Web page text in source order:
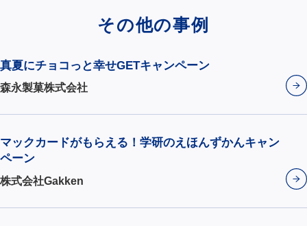
その他の事例
真夏にチョコっと幸せGETキャンペーン
森永製菓株式会社
マックカードがもらえる！学研のえほんずかんキャン
ペーン
株式会社Gakken